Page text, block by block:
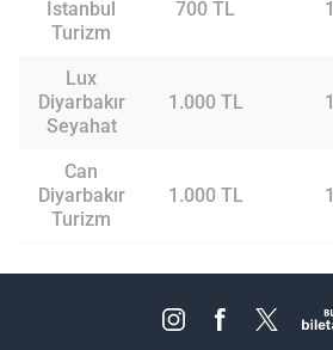
İstanbul
Turizm
700 TL 1
Lux
Diyarbakır
Seyahat
1.000 TL 1
Can
Diyarbakır
Turizm
1.000 TL 1